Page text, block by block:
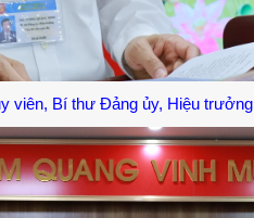
viên, Bí thư Đảng ủy, Hiệu